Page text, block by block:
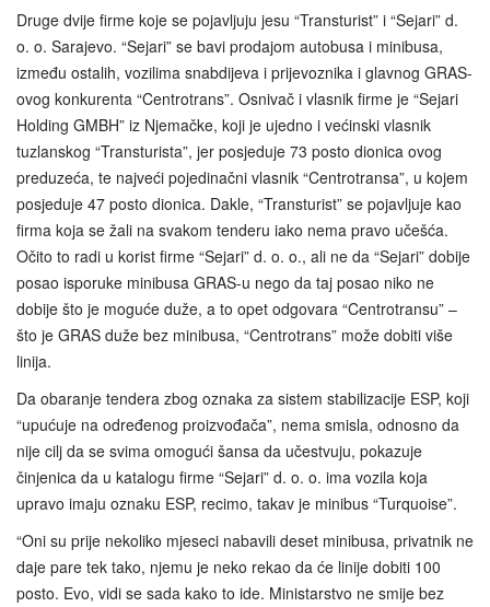
Druge dvije firme koje se pojavljuju jesu “Transturist” i “Sejari” d.
o. o. Sarajevo. “Sejari” se bavi prodajom autobusa i minibusa,
između ostalih, vozilima snabdijeva i prijevoznika i glavnog GRAS-
ovog konkurenta “Centrotrans”. Osnivač i vlasnik firme je “Sejari
Holding GMBH” iz Njemačke, koji je ujedno i većinski vlasnik
tuzlanskog “Transturista”, jer posjeduje 73 posto dionica ovog
preduzeća, te najveći pojedinačni vlasnik “Centrotransa”, u kojem
posjeduje 47 posto dionica. Dakle, “Transturist” se pojavljuje kao
firma koja se žali na svakom tenderu iako nema pravo učešća.
Očito to radi u korist firme “Sejari” d. o. o., ali ne da “Sejari” dobije
posao isporuke minibusa GRAS-u nego da taj posao niko ne
dobije što je moguće duže, a to opet odgovara “Centrotransu” –
što je GRAS duže bez minibusa, “Centrotrans” može dobiti više
linija.
Da obaranje tendera zbog oznaka za sistem stabilizacije ESP, koji
“upućuje na određenog proizvođača”, nema smisla, odnosno da
nije cilj da se svima omogući šansa da učestvuju, pokazuje
činjenica da u katalogu firme “Sejari” d. o. o. ima vozila koja
upravo imaju oznaku ESP, recimo, takav je minibus “Turquoise”.
“Oni su prije nekoliko mjeseci nabavili deset minibusa, privatnik ne
daje pare tek tako, njemu je neko rekao da će linije dobiti 100
posto. Evo, vidi se sada kako to ide. Ministarstvo ne smije bez